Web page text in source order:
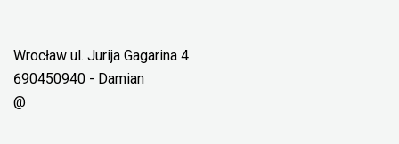
Wrocław ul. Jurija Gagarina 4
690450940 - Damian
@